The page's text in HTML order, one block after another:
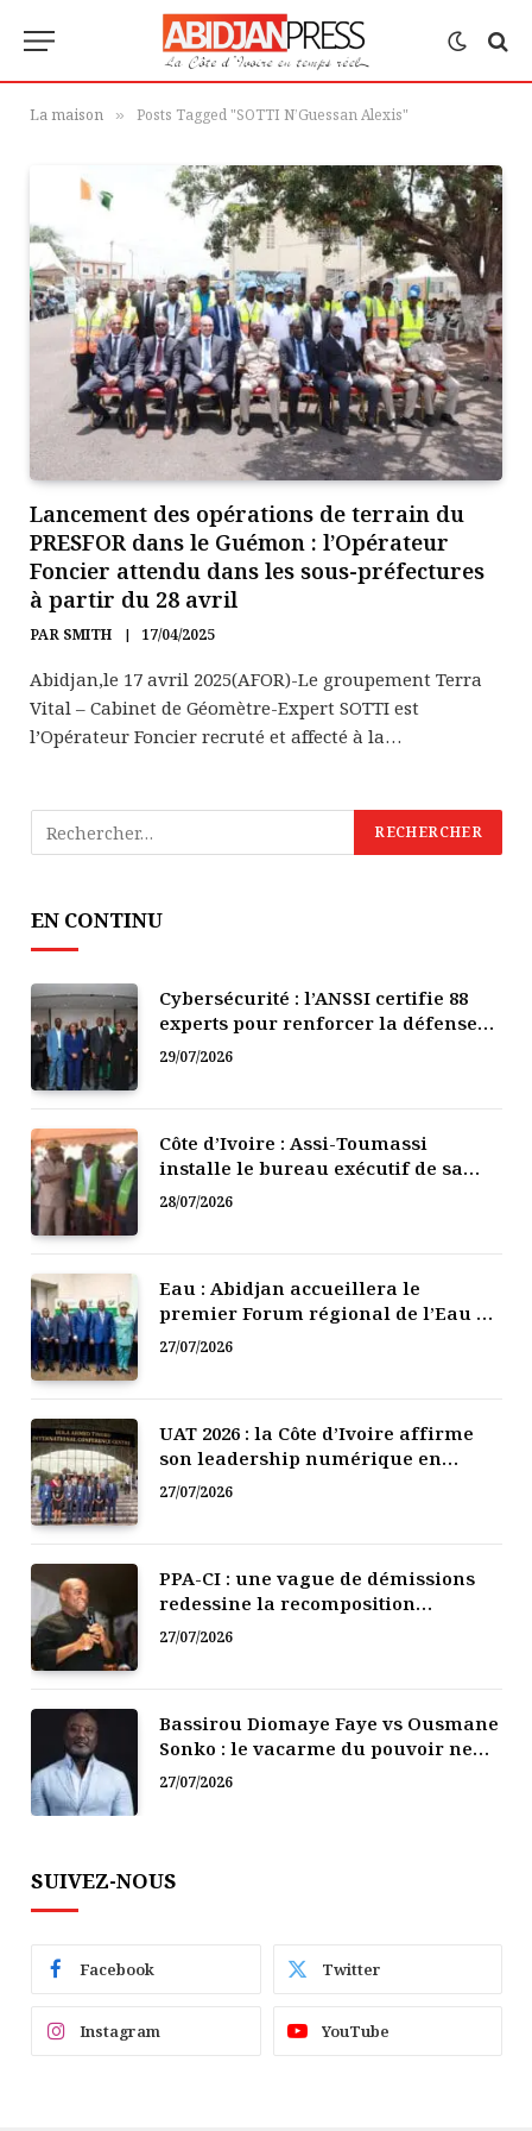
La maison » Posts Tagged "SOTTI N’Guessan Alexis"
Lancement des opérations de terrain du
PRESFOR dans le Guémon : l’Opérateur
Foncier attendu dans les sous-préfectures
à partir du 28 avril
PAR SMITH 17/04/2025
Abidjan,le 17 avril 2025(AFOR)-Le groupement Terra
Vital – Cabinet de Géomètre-Expert SOTTI est
l’Opérateur Foncier recruté et affecté à la…
EN CONTINU
Cybersécurité : l’ANSSI certifie 88
experts pour renforcer la défense
numérique de la Côte d’Ivoire
29/07/2026
Côte d’Ivoire : Assi-Toumassi
installe le bureau exécutif de sa
mutuelle de développement
28/07/2026
Eau : Abidjan accueillera le
premier Forum régional de l’Eau de
l’Afrique de l’Ouest
27/07/2026
UAT 2026 : la Côte d’Ivoire affirme
son leadership numérique en
Afrique
27/07/2026
PPA-CI : une vague de démissions
redessine la recomposition
politique
27/07/2026
Bassirou Diomaye Faye vs Ousmane
Sonko : le vacarme du pouvoir ne
doit pas faire oublier les liens de la
27/07/2026
SUIVEZ-NOUS
Facebook Twitter
Instagram YouTube